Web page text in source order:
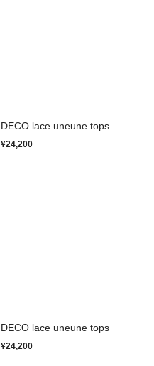
DECO lace uneune tops
¥24,200
DECO lace uneune tops
¥24,200